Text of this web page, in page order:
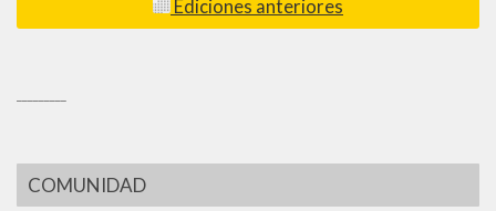
Ediciones anteriores
COMUNIDAD